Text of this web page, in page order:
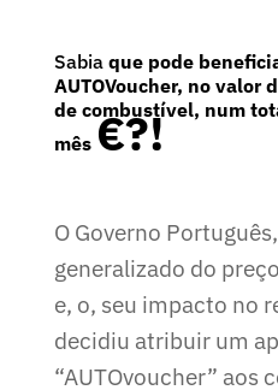
Sabiaque pode
AUTOVoucher, no valor
de combustível, num
mês€?!
O Governo
generalizado do
e, o, seu impacto no
decidiu atribuir um
“AUTOvoucher” aos